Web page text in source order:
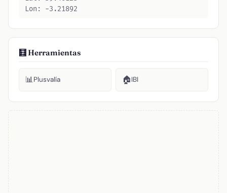
Lon: -3.21892
🧮 Herramientas
📊Plusvalía 🏠IBI